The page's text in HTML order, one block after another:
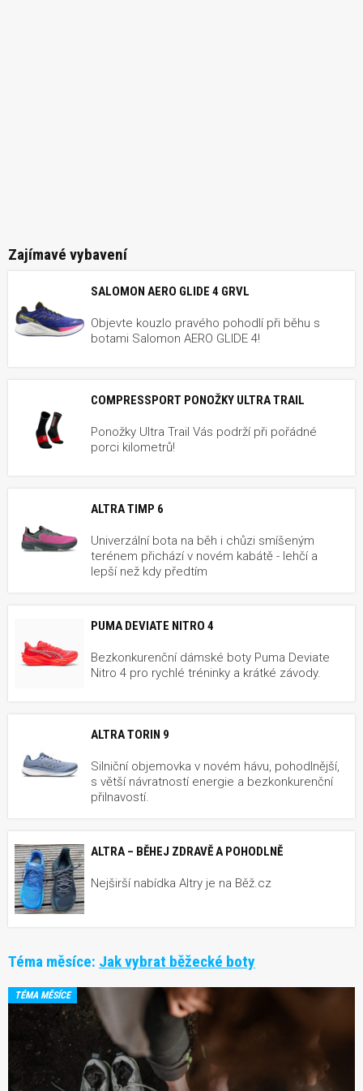
Zajímavé vybavení
SALOMON AERO GLIDE 4 GRVL
Objevte kouzlo pravého pohodlí při běhu s
botami Salomon AERO GLIDE 4!
COMPRESSPORT PONOŽKY ULTRA TRAIL
Ponožky Ultra Trail Vás podrží při pořádné
porci kilometrů!
ALTRA TIMP 6
Univerzální bota na běh i chůzi smíšeným
terénem přichází v novém kabátě - lehčí a
lepší než kdy předtím
PUMA DEVIATE NITRO 4
Bezkonkurenční dámské boty Puma Deviate
Nitro 4 pro rychlé tréninky a krátké závody.
ALTRA TORIN 9
Silniční objemovka v novém hávu, pohodlnější,
s větší návratností energie a bezkonkurenční
přilnavostí.
ALTRA – BĚHEJ ZDRAVĚ A POHODLNĚ
Nejširší nabídka Altry je na Běž.cz
Téma měsíce: Jak vybrat běžecké boty
TÉMA MĚSÍCE